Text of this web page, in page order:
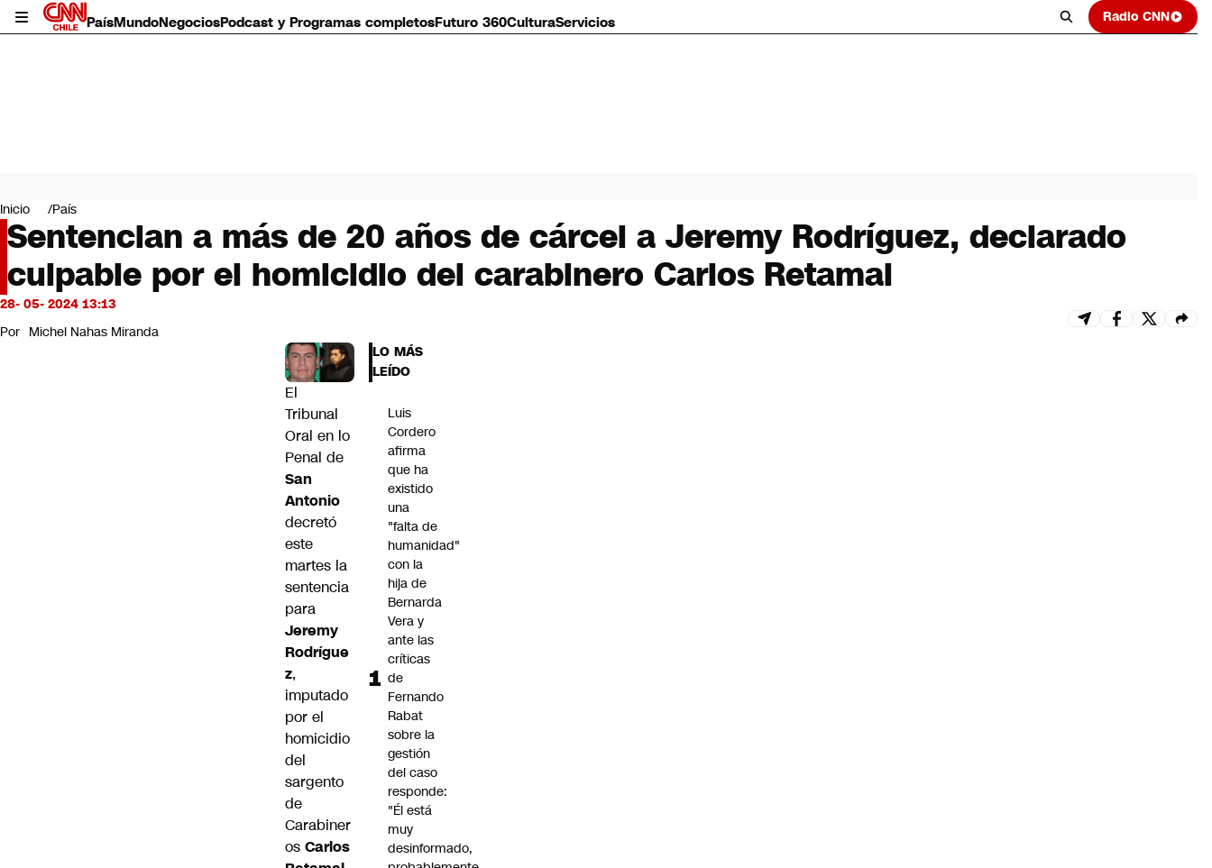
PaísMundoNegociosPodcast y Programas completosFuturo 360CulturaServicios Radio CNN
Mundo
Negocios
Deportes
Programas completos
Cultura
Servicios
Bits
CNN Data
Inicio País
Sentencian a más de 20 años de cárcel a Jeremy Rodríguez, declarado
culpable por el homicidio del carabinero Carlos Retamal
28- 05- 2024 13:13
Por Michel Nahas Miranda
El
Tribunal
Oral en lo
Penal de
San
Antonio
decretó
este
martes la
sentencia
para
Jeremy
Rodrígue
z,
imputado
por el
homicidio
del
sargento
de
Carabiner
os Carlos
LO MÁS
LEÍDO
Luis
Cordero
afirma
que ha
existido
una
"falta de
humanidad"
con la
hija de
Bernarda
Vera y
ante las
críticas
de
Fernando
Rabat
sobre la
gestión
del caso
responde:
"Él está
muy
desinformado,